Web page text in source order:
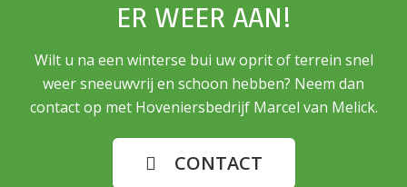
ER WEER AAN!
Wilt u na een winterse bui uw oprit of terrein snel
weer sneeuwvrij en schoon hebben? Neem dan
contact op met Hoveniersbedrijf Marcel van Melick.
CONTACT